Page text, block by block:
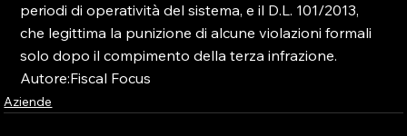
periodi di operatività del sistema, e il D.L. 101/2013,
che legittima la punizione di alcune violazioni formali
solo dopo il compimento della terza infrazione.
Autore:Fiscal Focus
Aziende